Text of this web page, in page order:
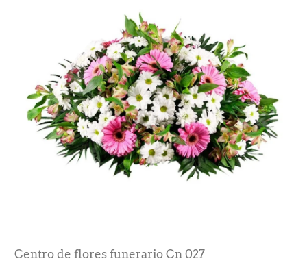
Centro de flores funerario Cn 027